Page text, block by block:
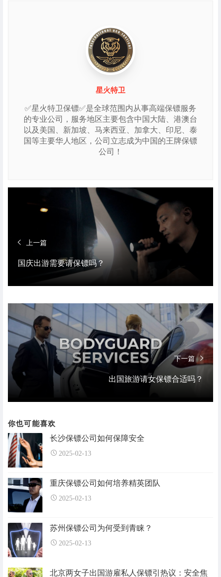
星火特卫
✅星火特卫保镖✅是全球范围内从事高端保镖服务
的专业公司，服务地区主要包含中国大陆、港澳台
以及美国、新加坡、马来西亚、加拿大、印尼、泰
国等主要华人地区，公司立志成为中国的王牌保镖
公司！
上一篇
国庆出游需要请保镖吗？
下一篇
出国旅游请女保镖合适吗？
你也可能喜欢
长沙保镖公司如何保障安全
2025-02-13
重庆保镖公司如何培养精英团队
2025-02-13
苏州保镖公司为何受到青睐？
2025-02-13
北京两女子出国游雇私人保镖引热议：安全焦